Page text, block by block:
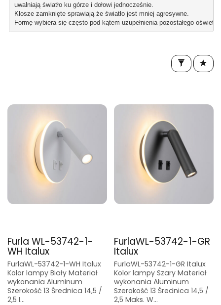
uwalniają światło ku górze i dołowi jednocześnie.
Klosze zamknięte sprawiają że światło jest mniej agresywne.
Formę wybiera się często pod kątem uzupełnienia pozostałego
Furla WL-53742-1-
WH Italux
FurlaWL-53742-1-WH Italux
Kolor lampy Biały Materiał
wykonania Aluminum
Szerokość 13 Średnica 14,5 /
2,5 I...
FurlaWL-53742-1-GR
Italux
FurlaWL-53742-1-GR Italux
Kolor lampy Szary Materiał
wykonania Aluminum
Szerokość 13 Średnica 14,5 /
2,5 Maks. W...